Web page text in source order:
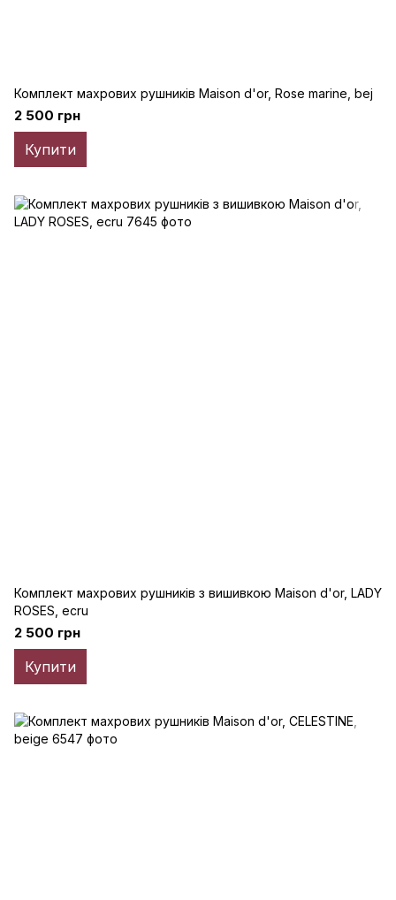
Комплект махрових рушників Maison d'or, Rose marine, bej
2 500 грн
Купити
Комплект махрових рушників з вишивкою Maison d'or, LADY
ROSES, ecru
2 500 грн
Купити